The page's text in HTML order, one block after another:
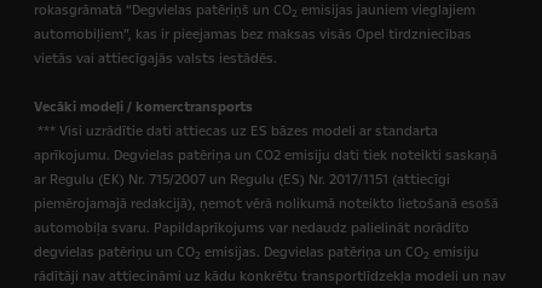
rokasgrāmatā “Degvielas patēriņš un CO2 emisijas jauniem vieglajiem
automobiļiem”, kas ir pieejamas bez maksas visās Opel tirdzniecības
vietās vai attiecīgajās valsts iestādēs.
Vecāki modeļi / komerctransports
*** Visi uzrādītie dati attiecas uz ES bāzes modeli ar standarta
aprīkojumu. Degvielas patēriņa un CO2 emisiju dati tiek noteikti saskaņā
ar Regulu (EK) Nr. 715/2007 un Regulu (ES) Nr. 2017/1151 (attiecīgi
piemērojamajā redakcijā), ņemot vērā nolikumā noteikto lietošanā esošā
automobiļa svaru. Papildaprīkojums var nedaudz palielināt norādīto
degvielas patēriņu un CO2 emisijas. Degvielas patēriņa un CO2 emisiju
rādītāji nav attiecināmi uz kādu konkrētu transportlīdzekļa modeli un nav